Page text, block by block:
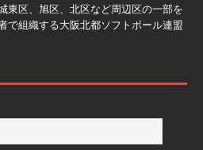
東区、旭区、北区など周辺区の一部を
で組織する大阪北都ソフトボール連盟